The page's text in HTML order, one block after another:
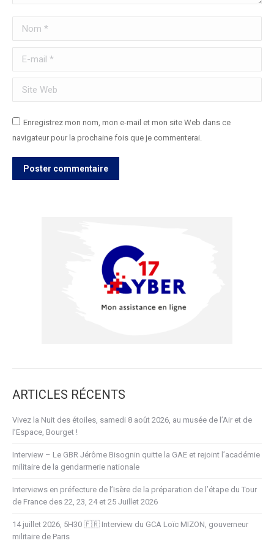
Nom *
E-mail *
Site Web
Enregistrez mon nom, mon e-mail et mon site Web dans ce
navigateur pour la prochaine fois que je commenterai.
Poster commentaire
ARTICLES RÉCENTS
Vivez la Nuit des étoiles, samedi 8 août 2026, au musée de l’Air et de
l’Espace, Bourget !
Interview – Le GBR Jérôme Bisognin quitte la GAE et rejoint l’académie
militaire de la gendarmerie nationale
Interviews en préfecture de l’Isère de la préparation de l’étape du Tour
de France des 22, 23, 24 et 25 Juillet 2026
14 juillet 2026, 5H30 🇫🇷 Interview du GCA Loïc MIZON, gouverneur
militaire de Paris